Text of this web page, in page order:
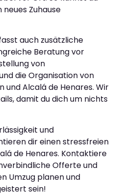
Zuhause
auch zusätzliche
Beratung vor
von
die Organisation von
und Alcalá de Henares. Wir
damit du dich um nichts
und
dir einen stressfreien
de Henares. Kontaktiere
Offerte und
Umzug planen und
sein!